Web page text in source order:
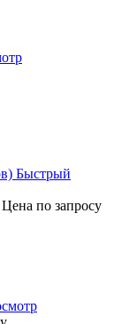
Быстрый
Цена по запросу